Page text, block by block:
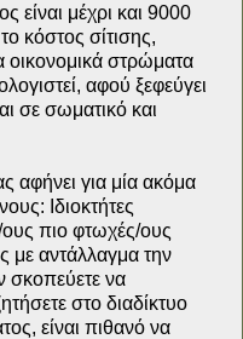
είναι μέχρι και 9000
κόστος σίτισης,
οικονομικά στρώματα
αφού ξεφεύγει
σε σωματικό και
αφήνει για μία ακόμα
Ιδιοκτήτες
ους πιο φτωχές/ους
με αντάλλαγμα την
σκοπεύετε να
στο διαδίκτυο
είναι πιθανό να